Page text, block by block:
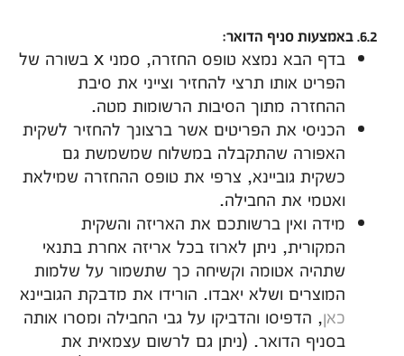
6.2. באמצעות סניף הדואר:
בדף הבא נמצא טופס החזרה, סמני x בשורה של
הפריט אותו תרצי להחזיר וצייני את סיבת
ההחזרה מתוך הסיבות הרשומות מטה.
הכניסי את הפריטים אשר ברצונך להחזיר לשקית
האפורה שהתקבלה במשלוח שמשמשת גם
כשקית גוביינא, צרפי את טופס ההחזרה שמילאת
ואטמי את החבילה.
מידה ואין ברשותכם את האריזה והשקית
המקורית, ניתן לארוז בכל אריזה אחרת בתנאי
שתהיה אטומה וקשיחה כך שתשמור על שלמות
המוצרים ושלא יאבדו. הורידו את מדבקת הגוביינא
כאן, הדפיסו והדביקו על גבי החבילה ומסרו אותה
בסניף הדואר. (ניתן גם לרשום עצמאית את